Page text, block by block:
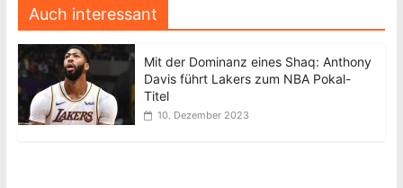
Auch interessant
Mit der Dominanz eines Shaq: Anthony
Davis führt Lakers zum NBA Pokal-
Titel
10. Dezember 2023